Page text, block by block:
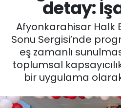
detay:
Afyonkarahisar Halk
Sonu Sergisi’nde
eş zamanlı
toplumsal
bir uygulama
GÜNCEL
SİYASET
EĞİTİM
MAGAZİN
SAĞLIK
Süper Lig Puan
Tüm Manşetler
Son Dakika Haberleri
Haber Arşivi